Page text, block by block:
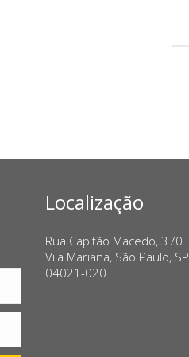
Localização
Rua Capitão Macedo, 370
Vila Mariana, São Paulo, SP
04021-020